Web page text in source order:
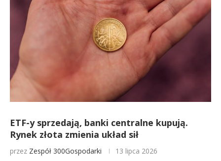
ETF-y sprzedają, banki centralne kupują.
Rynek złota zmienia układ sił
przez Zespół 300Gospodarki 13 lipca 2026